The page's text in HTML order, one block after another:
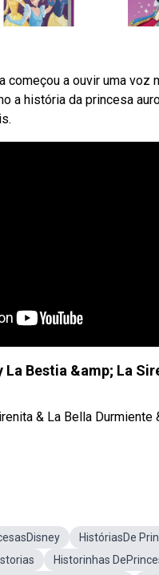
a ouvir uma voz
a história da princesa
La Bestia &amp; La
& La Bella
HistóriasDe
Historinhas